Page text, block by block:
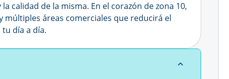
calidad de la misma. En el corazón de zona 10,
múltiples áreas comerciales que reducirá el
día a día.